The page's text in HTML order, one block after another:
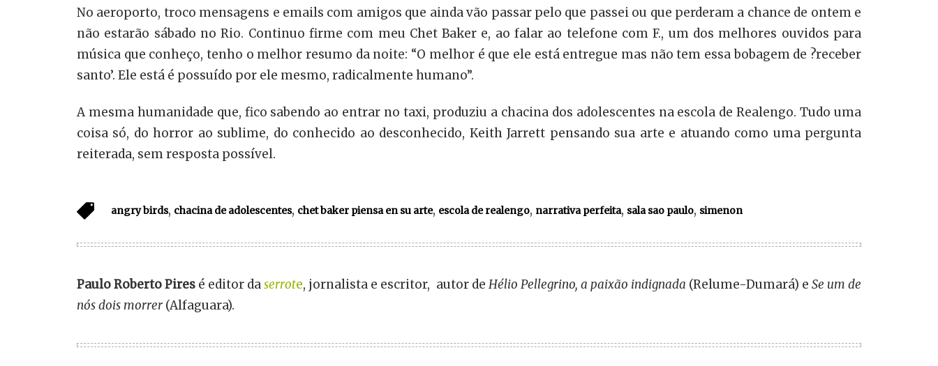
No aeroporto, troco mensagens e emails com amigos que ainda vão passar pelo que passei ou que perderam a chance de ontem e
não estarão sábado no Rio. Continuo firme com meu Chet Baker e, ao falar ao telefone com F., um dos melhores ouvidos para
música que conheço, tenho o melhor resumo da noite: “O melhor é que ele está entregue mas não tem essa bobagem de ?receber
santo’. Ele está é possuído por ele mesmo, radicalmente humano”.
A mesma humanidade que, fico sabendo ao entrar no taxi, produziu a chacina dos adolescentes na escola de Realengo. Tudo uma
coisa só, do horror ao sublime, do conhecido ao desconhecido, Keith Jarrett pensando sua arte e atuando como uma pergunta
reiterada, sem resposta possível.
angry birds, chacina de adolescentes, chet baker piensa en su arte, escola de realengo, narrativa perfeita, sala sao paulo, simenon
Paulo Roberto Pires é editor daserrote, jornalista e escritor, autor de Hélio Pellegrino, a paixão indignada (Relume-Dumará) e Se um de
nós dois morrer (Alfaguara).